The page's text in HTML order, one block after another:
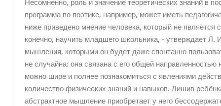
Несомненно, роль и значение теоретических знаний в
программа по поэтике, например, может иметь
ниже приведено мнение человека, который не является
конечно, научить младшего школьника, - утверждает
мышления, которыми он будет даже спонтанно
не случайна: она связана с его общей
можно шире и полнее познакомиться с явлениями
количество физических знаний и навыков. Лишив
абстрактное мышление приобретает у него